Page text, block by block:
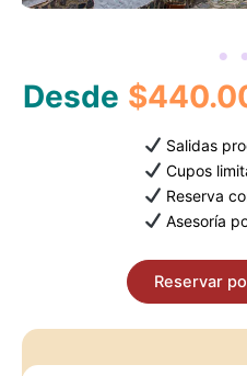
Desde
Salidas
Cupos
Reserva
Asesoría
Reservar